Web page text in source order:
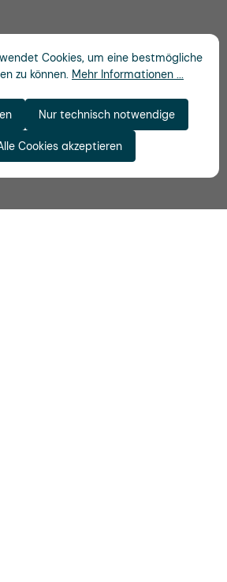
Cookies, um eine bestmögliche
zu können. Mehr Informationen ...
Nur technisch notwendige
Cookies akzeptieren